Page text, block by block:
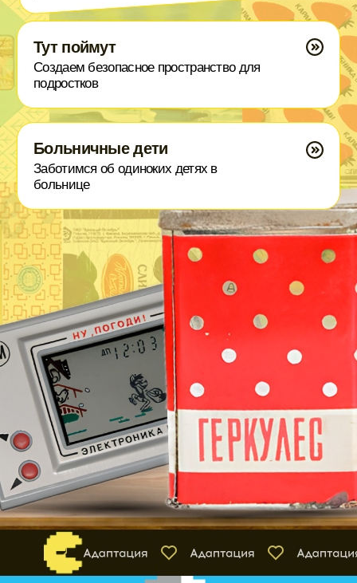
Лига волонтёров
Объединяем волонтёров для помощи
Дома лучше
Помогаем детям остаться дома
ШПР/Семейное устройство
Помогаем детям найти семью